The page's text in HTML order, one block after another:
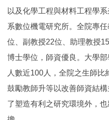
以及化學工程與材料工程學
系數位機電研究所。全院專
位、副教授22位、助理教授
博士學位，師資優良。大學
人數近100人，全院之生師
鼓勵教師升等以改善師資結
了塑造有利之研究環境外，